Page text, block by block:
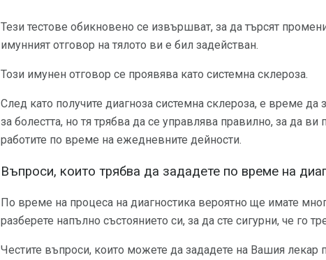
Тези тестове обикновено се извършват, за да търсят
имунният отговор на тялото ви е бил задействан.
Този имунен отговор се проявява като системна склероза.
След като получите диагноза системна склероза, е време
за болестта, но тя трябва да се управлява правилно, за да
работите по време на ежедневните дейности.
Въпроси, които трябва да зададете по време на
По време на процеса на диагностика вероятно ще имате
разберете напълно състоянието си, за да сте сигурни, че го
Честите въпроси, които можете да зададете на Вашия лекар